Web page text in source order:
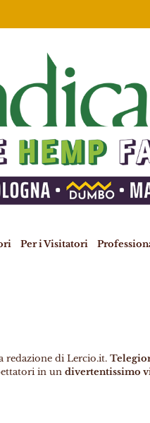
Per i Visitatori
redazione di Lercio.it.
in un divertentissimo